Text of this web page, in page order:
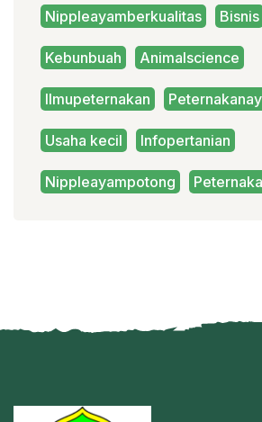
Nippleayamberkualitas Bisnis
Kebunbuah Animalscience
Ilmupeternakan
Usaha kecil Infopertanian
Nippleayampotong